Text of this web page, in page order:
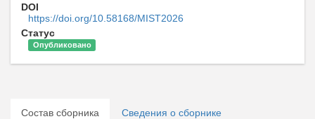
DOI
https://doi.org/10.58168/MIST2026
Статус
Опубликовано
Состав сборника Сведения о сборнике